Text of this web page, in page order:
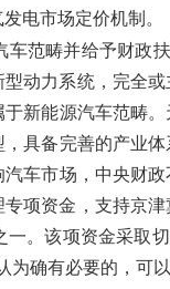
电市场定价机制。
畴并给予财政扶
动力系统，完全
新能源汽车范畴
具备完善的产业
车市场，中央财
项资金，支持京
。该项资金采取
为确有必要的，可